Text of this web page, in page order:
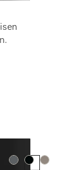
Farbe:Farbe:Farbe: